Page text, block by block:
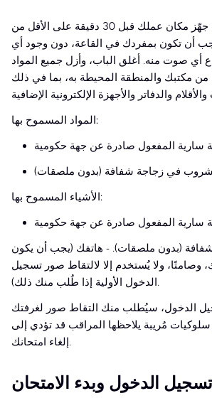
في يوم الامتحان، جهّز مكان عملك قبل 30 دقيقة على الأقل من
أن تكون بمفردك في القاعة، دون وجود أي
صوت منه. أغلق الباب، وأزل جميع المواد
من مكتبك والمنطقة المحيطة به، بما في ذلك
المواد المسموح بها:
الأشياء المسموح بها:
(بدون ملصقات). - هاتفك (يجب أن يكون
وصامتًا، ولا يُستخدم إلا لالتقاط صور تسجيل
الدخول الأولية إذا طُلب منك ذلك).
الدخول، سيُطلب منك التقاط صور لغرفتك
مُريبة يلاحظها المراقب قد تؤدي إلى
إلغاء امتحانك.